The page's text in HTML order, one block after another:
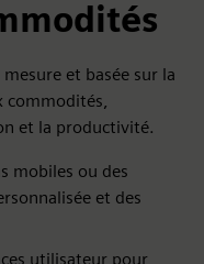
et basée sur la
commodités,
et la productivité.
mobiles ou des
et des
utilisateur pour